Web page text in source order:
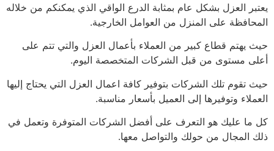
يعتبر العزل بشكل عام بمثابة الدرع الواقي الذي يمكنكم من خلاله
المحافظة على المنزل من العوامل الخارجية.
حيث يهتم قطاع كبير من العملاء بأعمال العزل والتي تتم على
أعلى مستوى من قبل الشركات المتخصصة اليوم.
حيث تقوم تلك الشركات بتوفير كافة اعمال العزل التي يحتاج إليها
العملاء وتوفيرها إلى العميل بأسعار مناسبة.
كل ما عليك هو التعرف على أفضل الشركات المتوفرة وتعمل في
ذلك المجال من حولك والتواصل معها.